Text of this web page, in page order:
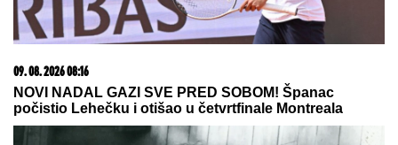
20. 07. 2026 08:04